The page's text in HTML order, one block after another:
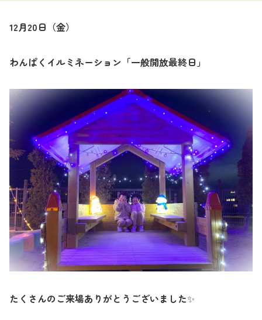
12月20日（金）
わんぱくイルミネーション「一般開放最終日」
たくさんのご来場ありがとうございました✨